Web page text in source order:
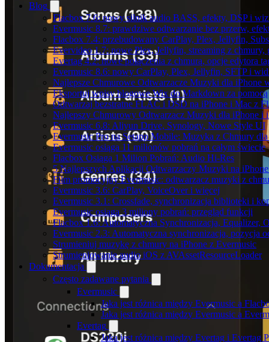
Blog
Flacbox 7.6: nowy silnik audio BASS, efekty, DSP i
Evermusic 8.7: prawdziwe odtwarzanie bez przerw,
Flacbox 7.4: przebudowany CarPlay, Plex, Jellyfin,
Evervideo 1.7: nowe Plex, Jellyfin, streaming z chmury,
Evertag 4.2: nowe połączenia z chmurą, opcje edytora
Evermusic 8.6: nowy CarPlay, Plex, Jellyfin, SFTP i
Najlepsze Chmurowe Odtwarzacze Muzyki dla iPhone
Eksportuj wpisy blogowe Wix do Markdown za
Odtwarzaj bezstratne FLAC i DSD na iPhone i Mac z
Najlepszy Chmurowy Odtwarzacz Muzyki dla iPhone i
Evermusic 6.8: Aliyun Drive, Synology, Nowe Style UI
Evermusic Pro na Setapp Mobile: Muzyka z Chmury
Evermusic osiąga 11 milionów pobrań na całym świecie
Flacbox Osiąga 1 Milion Pobrań: Audio Hi-Res
5 Najlepszych Aplikacji Odtwarzaczy Muzyki na
Film promocyjny Evermusic: odtwarzacz muzyki z
Evermusic 3.6: CarPlay, VoiceOver i więcej
Evermusic 3.1: Crossfade, synchronizacja biblioteki i
Evermusic osiąga 3 miliony pobrań: przegląd funkcji
Flacbox 1.6: Automatyczna Synchronizacja, Equalizer,
Evermusic 2.3: Automatyczna synchronizacja, pozycja
Strumieniuj muzykę z chmury na iPhone z Evermusic
Strumieniowanie audio iOS z AVAssetResourceLoader
Dokumentacja
Często zadawane pytania
Evermusic
Jaka jest różnica między Evermusic a
Jaka jest różnica między Evermusic a
Evertag
Jaka jest różnica między Evertag i Evertag